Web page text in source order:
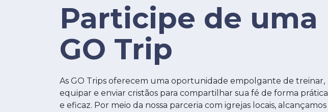
Participe de uma
GO Trip
As GO Trips oferecem uma oportunidade empolgante de treinar,
equipar e enviar cristãos para compartilhar sua fé de forma prática
e eficaz. Por meio da nossa parceria com igrejas locais, alcançamos